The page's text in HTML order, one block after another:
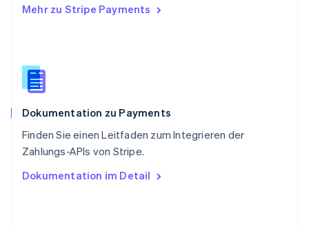
Mehr zu Stripe Payments
Dokumentation zu Payments
Finden Sie einen Leitfaden zum Integrieren der
Zahlungs-APIs von Stripe.
Dokumentation im Detail
Slowenien
English
Spanien
Thailand
Tschechische Republik
English
English